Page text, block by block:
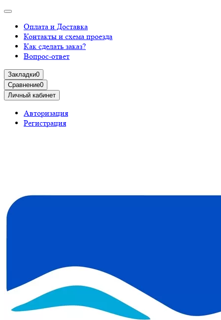
Оплата и Доставка
Контакты и схема проезда
Как сделать заказ?
Вопрос-ответ
Закладки0
Сравнение0
Личный кабинет
Авторизация
Регистрация